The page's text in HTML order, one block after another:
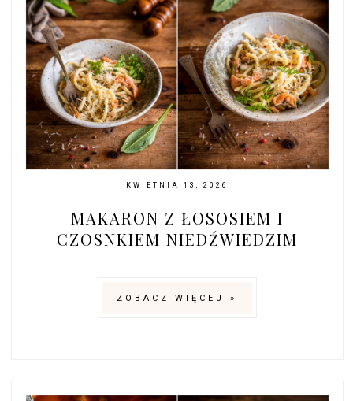
KWIETNIA 13, 2026
MAKARON Z ŁOSOSIEM I
CZOSNKIEM NIEDŹWIEDZIM
ZOBACZ WIĘCEJ »